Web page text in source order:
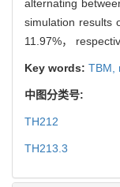
alternating
simulation results
11.97%，
Key words: TBM,
中图分类号:
TH212
TH213.3